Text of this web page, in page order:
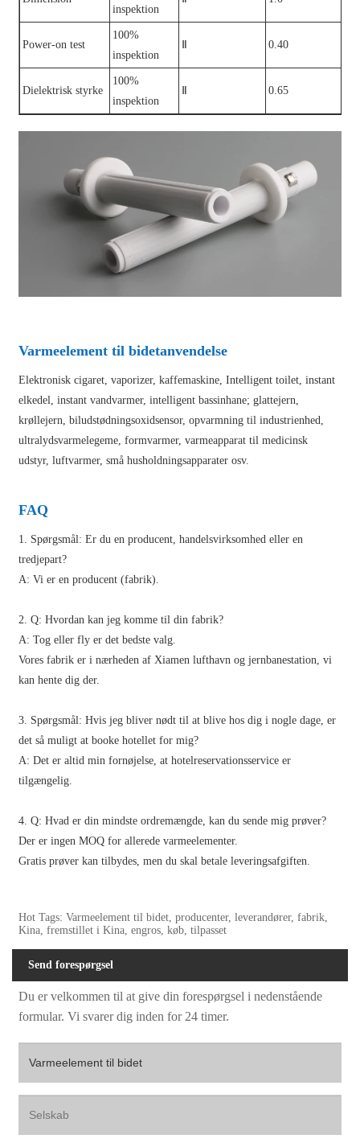
inspektion
Power-on test
100%
inspektion
0.40
Dielektrisk styrke
100%
inspektion
0.65
Varmeelement til bidetanvendelse
Elektronisk cigaret, vaporizer, kaffemaskine, Intelligent toilet, instant
elkedel, instant vandvarmer, intelligent bassinhane; glattejern,
krøllejern, biludstødningsoxidsensor, opvarmning til industrienhed,
ultralydsvarmelegeme, formvarmer, varmeapparat til medicinsk
udstyr, luftvarmer, små husholdningsapparater osv.
FAQ
1. Spørgsmål: Er du en producent, handelsvirksomhed eller en
tredjepart?
A: Vi er en producent (fabrik).
2. Q: Hvordan kan jeg komme til din fabrik?
A: Tog eller fly er det bedste valg.
Vores fabrik er i nærheden af ​​Xiamen lufthavn og jernbanestation, vi
kan hente dig der.
3. Spørgsmål: Hvis jeg bliver nødt til at blive hos dig i nogle dage, er
det så muligt at booke hotellet for mig?
A: Det er altid min fornøjelse, at hotelreservationsservice er
tilgængelig.
4. Q: Hvad er din mindste ordremængde, kan du sende mig prøver?
Der er ingen MOQ for allerede varmeelementer.
Gratis prøver kan tilbydes, men du skal betale leveringsafgiften.
Hot Tags: Varmeelement til bidet, producenter, leverandører, fabrik,
Kina, fremstillet i Kina, engros, køb, tilpasset
Send forespørgsel
Du er velkommen til at give din forespørgsel i nedenstående
formular. Vi svarer dig inden for 24 timer.